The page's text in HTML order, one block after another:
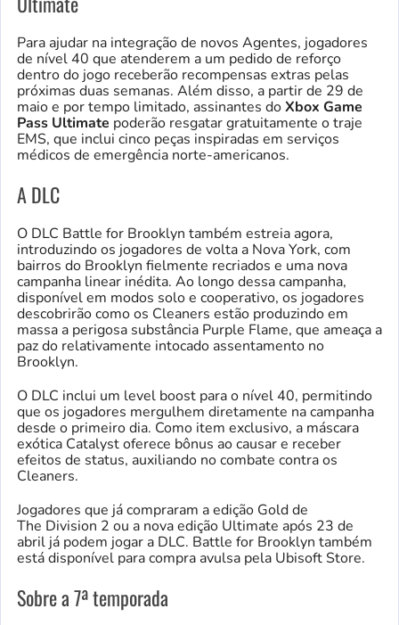
Para ajudar na integração de novos Agentes, jogadores
de nível 40 que atenderem a um pedido de reforço
dentro do jogo receberão recompensas extras pelas
próximas duas semanas. Além disso, a partir de 29 de
maio e por tempo limitado, assinantes doXbox Game
Pass Ultimate poderão resgatar gratuitamente o traje
EMS, que inclui cinco peças inspiradas em serviços
médicos de emergência norte-americanos.
A DLC
O DLC Battle for Brooklyn também estreia agora,
introduzindo os jogadores de volta a Nova York, com
bairros do Brooklyn fielmente recriados e uma nova
campanha linear inédita. Ao longo dessa campanha,
disponível em modos solo e cooperativo, os jogadores
descobrirão como os Cleaners estão produzindo em
massa a perigosa substância Purple Flame, que ameaça a
paz do relativamente intocado assentamento no
Brooklyn.
O DLC inclui um level boost para o nível 40, permitindo
que os jogadores mergulhem diretamente na campanha
desde o primeiro dia. Como item exclusivo, a máscara
exótica Catalyst oferece bônus ao causar e receber
efeitos de status, auxiliando no combate contra os
Cleaners.
Jogadores que já compraram a edição Gold de
The Division 2 ou a nova edição Ultimate após 23 de
abril já podem jogar a DLC. Battle for Brooklyn também
está disponível para compra avulsa pela Ubisoft Store.
Sobre a 7ª temporada